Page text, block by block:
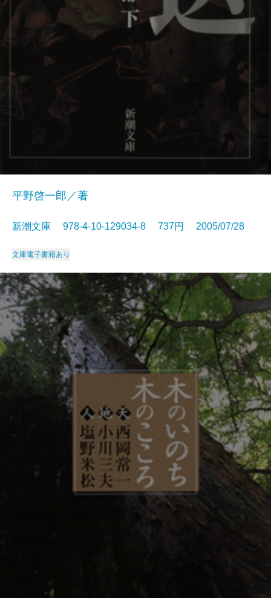
平野啓一郎／著
新潮文庫 978-4-10-129034-8 737円 2005/07/28
文庫電子書籍あり